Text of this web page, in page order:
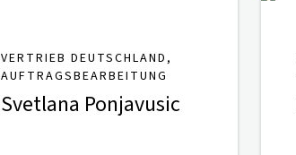
VERTRIEB DEUTSCHLAND,
AUFTRAGSBEARBEITUNG
Svetlana Ponjavusic